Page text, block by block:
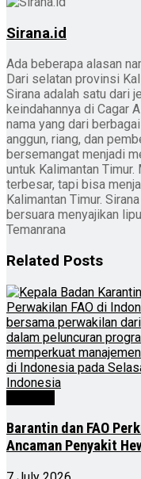
Sirana.id
Ada beberapa alasan
Dari selatan provinsi
Sirana adalah satu dari
keindahannya di Cagar
nama yang dari
anggun, riang, dan
bersemangat menjadi
untuk Kalimantan
terbesar, tapi bisa
Kalimantan Timur.
bersuara menyajikan
Temanrana
Related Posts
Barantin dan FAO
Ancaman Penyakit